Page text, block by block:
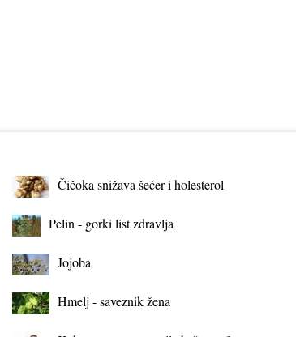
Čičoka snižava šećer i holesterol
Pelin - gorki list zdravlja
Jojoba
Hmelj - saveznik žena